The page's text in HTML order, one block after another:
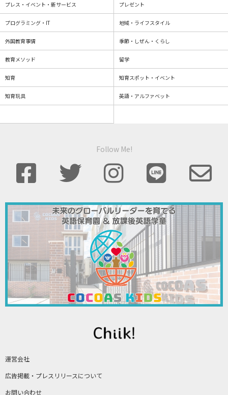
運営会社
広告掲載・プレスリリースについて
お問い合わせ
プレス・イベント・新サービス プレゼント
プログラミング・IT 地域・ライフスタイル
外国教育事情 季節・しぜん・くらし
教育メソッド 留学
知育 知育スポット・イベント
知育玩具 英語・アルファベット
Follow Me!